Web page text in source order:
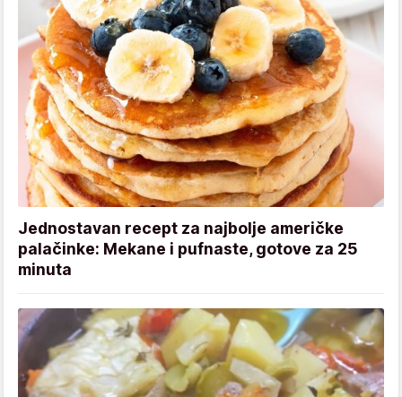
Jednostavan recept za najbolje američke
palačinke: Mekane i pufnaste, gotove za 25
minuta